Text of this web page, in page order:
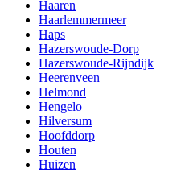
Haaren
Haarlemmermeer
Haps
Hazerswoude-Dorp
Hazerswoude-Rijndijk
Heerenveen
Helmond
Hengelo
Hilversum
Hoofddorp
Houten
Huizen